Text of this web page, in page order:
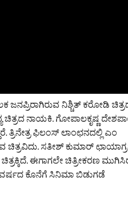
ಜನಪ್ರಿರಾಗಿರುವ ನಿಶ್ಚಿತ್ ಕರೋಡಿ
ಚಿತ್ರದ ನಾಯಕಿ. ಗೋಪಾಲಕೃಷ್ಣ
ತ್ರಿನೇತ್ರ ಫಿಲಂಸ್ ಲಾಂಛನದಲ್ಲಿ ಎಂ
ಚಿತ್ರವಿದು. ಸತೀಶ್ ಕುಮಾರ್
ಈಗಾಗಲೇ ಚಿತ್ರೀಕರಣ
ವರ್ಷದ ಕೊನೆಗೆ ಸಿನಿಮಾ ಬಿಡುಗಡೆ